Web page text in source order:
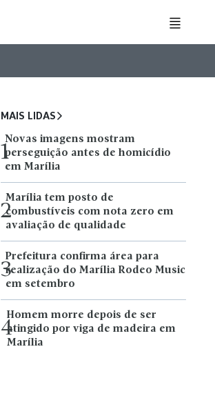
MAIS LIDAS
1
Novas imagens mostram
perseguição antes de homicídio
em Marília
2
Marília tem posto de
combustíveis com nota zero em
avaliação de qualidade
3
Prefeitura confirma área para
realização do Marília Rodeo Music
em setembro
4
Homem morre depois de ser
atingido por viga de madeira em
Marília